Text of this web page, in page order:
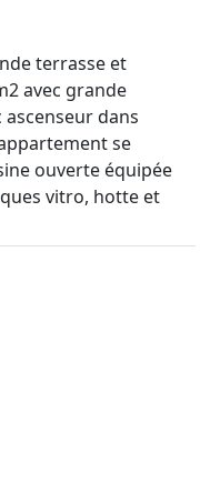
terrasse et
avec grande
ascenseur dans
se
ouverte équipée
vitro, hotte et